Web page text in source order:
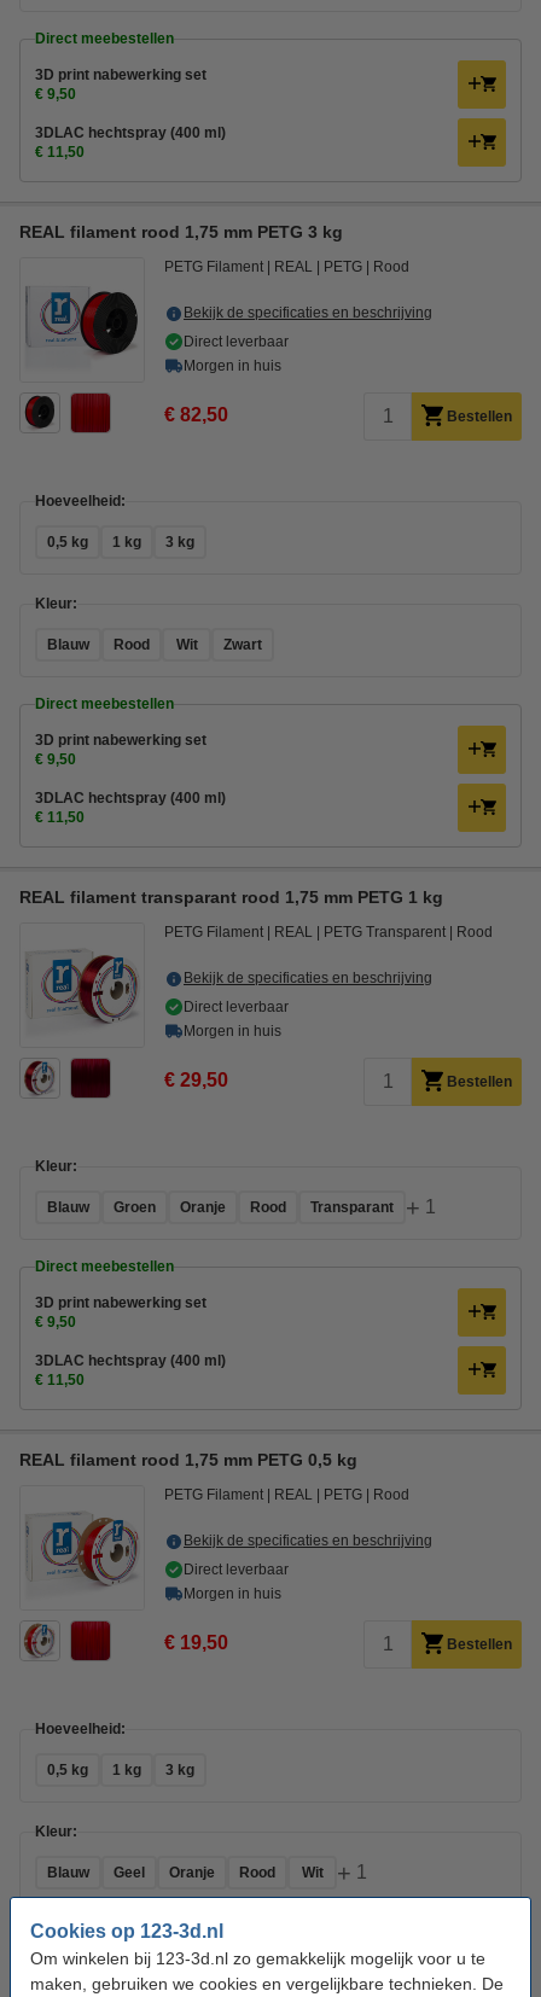
Cookies op 123-3d.nl
Om winkelen bij 123-3d.nl zo gemakkelijk mogelijk voor u te
maken, gebruiken we cookies en vergelijkbare technieken. De
Direct meebestellen
3D print nabewerking set
€ 9,50
3DLAC hechtspray (400 ml)
€ 11,50
REAL filament rood 1,75 mm PETG 3 kg
PETG Filament REAL PETG Rood
Bekijk de specificaties en beschrijving
Direct leverbaar
Morgen in huis
€ 82,50 Bestellen
Hoeveelheid:
0,5 kg 1 kg 3 kg
Kleur:
Blauw Rood Wit Zwart
Direct meebestellen
3D print nabewerking set
€ 9,50
3DLAC hechtspray (400 ml)
€ 11,50
REAL filament transparant rood 1,75 mm PETG 1 kg
PETG Filament REAL PETG Transparent Rood
Bekijk de specificaties en beschrijving
Direct leverbaar
Morgen in huis
€ 29,50 Bestellen
Kleur:
Blauw Groen Oranje Rood Transparant + 1
Direct meebestellen
3D print nabewerking set
€ 9,50
3DLAC hechtspray (400 ml)
€ 11,50
REAL filament rood 1,75 mm PETG 0,5 kg
PETG Filament REAL PETG Rood
Bekijk de specificaties en beschrijving
Direct leverbaar
Morgen in huis
€ 19,50 Bestellen
Hoeveelheid:
0,5 kg 1 kg 3 kg
Kleur:
Blauw Geel Oranje Rood Wit + 1
Direct meebestellen
3D print nabewerking set
€ 9,50